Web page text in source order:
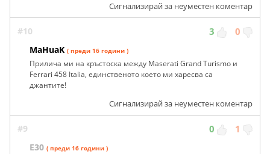
Сигнализирай за неуместен коментар
#10 3 0
MaHuaK ( преди 16 години )
Прилича ми на кръстоска между Maserati Grand Turismo и
Ferrari 458 Italia, единственото което ми харесва са
джантите!
Сигнализирай за неуместен коментар
#9 0 1
Е30 ( преди 16 години )